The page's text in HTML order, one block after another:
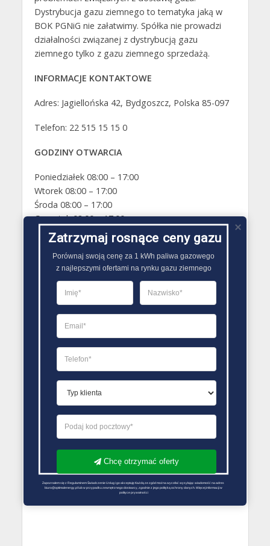
Dystrybucja gazu ziemnego to tematyka jaką w
BOK PGNiG nie załatwimy. Spółka nie prowadzi
działalności związanej z dystrybucją gazu
ziemnego tylko z gazu ziemnego sprzedażą.
INFORMACJE KONTAKTOWE
Adres: Jagiellońska 42, Bydgoszcz, Polska 85-097
Telefon: 22 515 15 15 0
GODZINY OTWARCIA
Poniedziałek 08:00 – 17:00
Wtorek 08:00 – 17:00
Środa 08:00 – 17:00
Czwartek 08:00 – 17:00
Piątek 08:00 – 17:00
Sobota Zamknięte
Niedziela Zamknięte
PORÓWNYWARKA OFERT GAZU
Zatrzymaj rosnące ceny gazu
Porównaj swoją cenę za 1 kWh paliwa gazowego
z najlepszymi ofertami na rynku gazu ziemnego
Chcę otrzymać oferty
Zapoznałem się z Regulaminem Świadczenie Usług i go akceptuję Każdą ze zgód można wycofać wysyłając wiadomość na adres
biuro@optimalenergy.pl lub w przypadku zewnętrznego dostawcy, zgodnie z jego polityką ochrony danych. Więcej informacji w
polityce prywatności